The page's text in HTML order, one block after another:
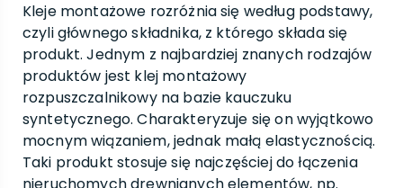
Kleje montażowe rozróżnia się według podstawy,
czyli głównego składnika, z którego składa się
produkt. Jednym z najbardziej znanych rodzajów
produktów jest klej montażowy
rozpuszczalnikowy na bazie kauczuku
syntetycznego. Charakteryzuje się on wyjątkowo
mocnym wiązaniem, jednak małą elastycznością.
Taki produkt stosuje się najczęściej do łączenia